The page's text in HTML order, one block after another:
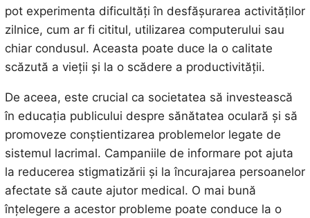
pot experimenta dificultăți în desfășurarea activităților
zilnice, cum ar fi cititul, utilizarea computerului sau
chiar condusul. Aceasta poate duce la o calitate
scăzută a vieții și la o scădere a productivității.
De aceea, este crucial ca societatea să investească
în educația publicului despre sănătatea oculară și să
promoveze conștientizarea problemelor legate de
sistemul lacrimal. Campaniile de informare pot ajuta
la reducerea stigmatizării și la încurajarea persoanelor
afectate să caute ajutor medical. O mai bună
înțelegere a acestor probleme poate conduce la o